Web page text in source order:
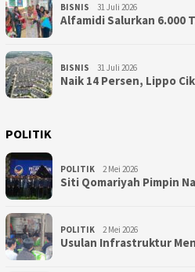
BISNIS 31 Juli 2026
Alfamidi Salurkan 6.000
BISNIS 31 Juli 2026
Naik 14 Persen, Lippo
POLITIK
POLITIK 2 Mei 2026
Siti Qomariyah Pimpin
POLITIK 2 Mei 2026
Usulan Infrastruktur